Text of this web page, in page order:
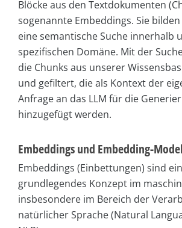
Blöcke aus den Textdokumenten
sogenannte Embeddings. Sie
eine semantische Suche innerhalb
spezifischen Domäne. Mit der
die Chunks aus unserer
und gefiltert, die als Kontext der
Anfrage an das LLM für die
hinzugefügt werden.
Embeddings und Embedding-
Embeddings (Einbettungen) sind ein
grundlegendes Konzept im
insbesondere im Bereich der
natürlicher Sprache (Natural